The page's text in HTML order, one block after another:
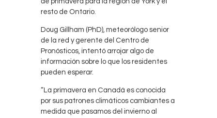
resto de Ontario.
Doug Gillham (PhD), meteorólogo senior
de la red y gerente del Centro de
Pronósticos, intentó arrojar algo de
información sobre lo que los residentes
pueden esperar.
“La primavera en Canadá es conocida
por sus patrones climáticos cambiantes a
medida que pasamos del invierno al